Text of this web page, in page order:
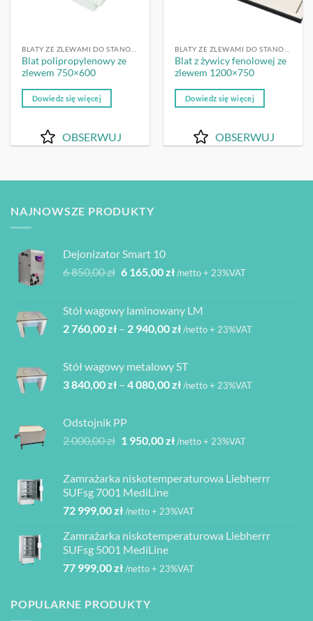
Blat polipropylenowy ze
zlewem 750×600
Dowiedz się więcej
OBSERWUJ
Blat z żywicy fenolowej ze
zlewem 1200×750
Dowiedz się więcej
OBSERWUJ
NAJNOWSZE PRODUKTY
Dejonizator Smart 10
6 850,00zł Pierwotna
6
850,00 zł.
6 165,00złAktualna
6
165,00 zł.
/netto + 23%VAT
Stół wagowy laminowany LM
2 760,00zł – 2 940,00złZakres
2
760,00 zł
/netto + 23%VAT
Stół wagowy metalowy ST
3 840,00zł – 4 080,00złZakres
840,00 zł
080,00 zł
/netto + 23%VAT
Odstojnik PP
2 000,00zł Pierwotna
2
000,00 zł.
1 950,00złAktualna
1
/netto + 23%VAT
Zamrażarka niskotemperaturowa Liebherrr
SUFsg 7001 MediLine
72 999,00zł/netto + 23%VAT
Zamrażarka niskotemperaturowa Liebherrr
SUFsg 5001 MediLine
77 999,00zł/netto + 23%VAT
POPULARNE PRODUKTY